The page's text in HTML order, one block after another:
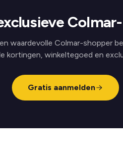
waardevolle Colmar-shopper
kortingen, winkeltegoed en
Gratis aanmelden